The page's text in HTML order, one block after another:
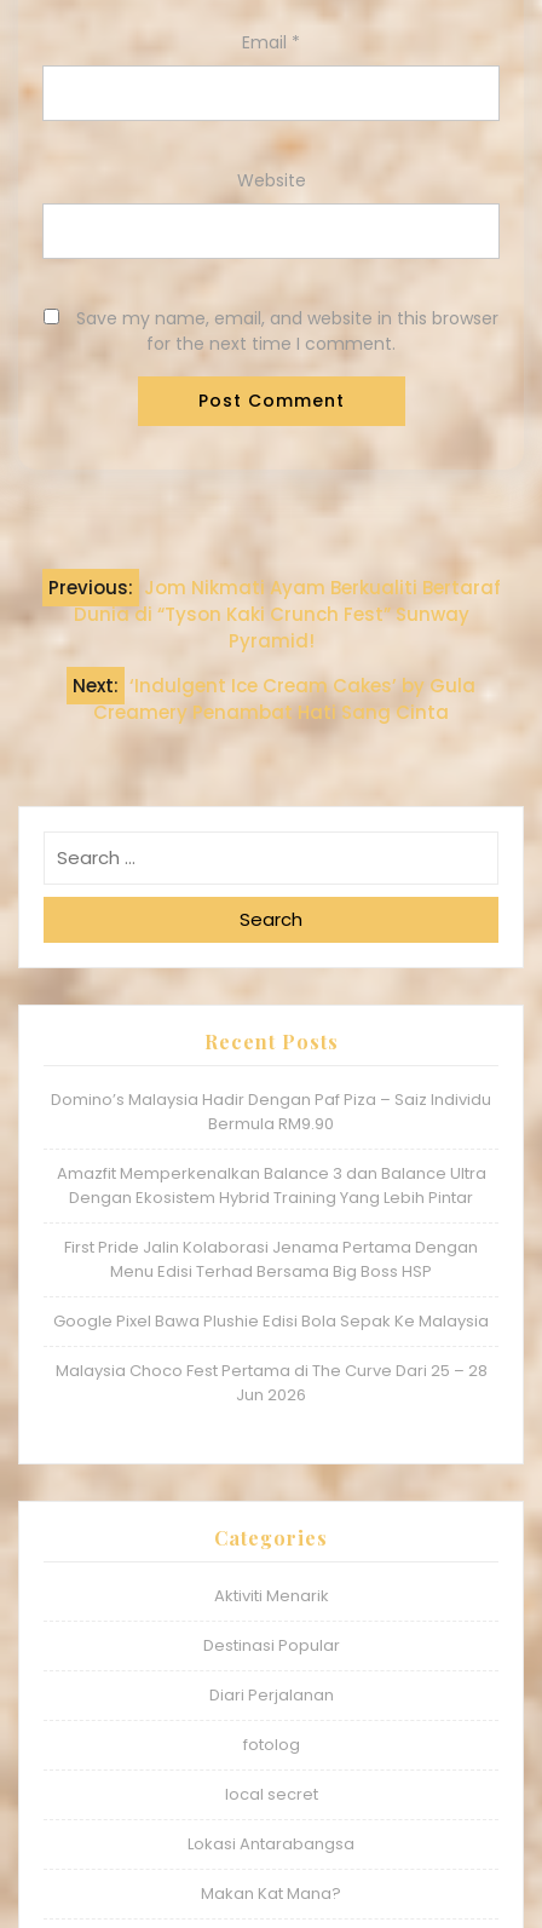
Email *
Website
Save my name, email, and website in this browser
for the next time I comment.
Previous: Jom Nikmati Ayam Berkualiti Bertaraf
Dunia di “Tyson Kaki Crunch Fest” Sunway
Pyramid!
Next: ‘Indulgent Ice Cream Cakes’ by Gula
Creamery Penambat Hati Sang Cinta
Search
Recent Posts
Domino’s Malaysia Hadir Dengan Paf Piza – Saiz Individu
Bermula RM9.90
Amazfit Memperkenalkan Balance 3 dan Balance Ultra
Dengan Ekosistem Hybrid Training Yang Lebih Pintar
First Pride Jalin Kolaborasi Jenama Pertama Dengan
Menu Edisi Terhad Bersama Big Boss HSP
Google Pixel Bawa Plushie Edisi Bola Sepak Ke Malaysia
Malaysia Choco Fest Pertama di The Curve Dari 25 – 28
Jun 2026
Categories
Aktiviti Menarik
Destinasi Popular
Diari Perjalanan
fotolog
local secret
Lokasi Antarabangsa
Makan Kat Mana?